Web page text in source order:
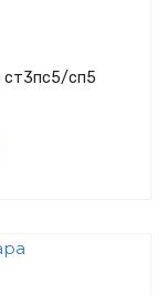
ст3пс5/сп5